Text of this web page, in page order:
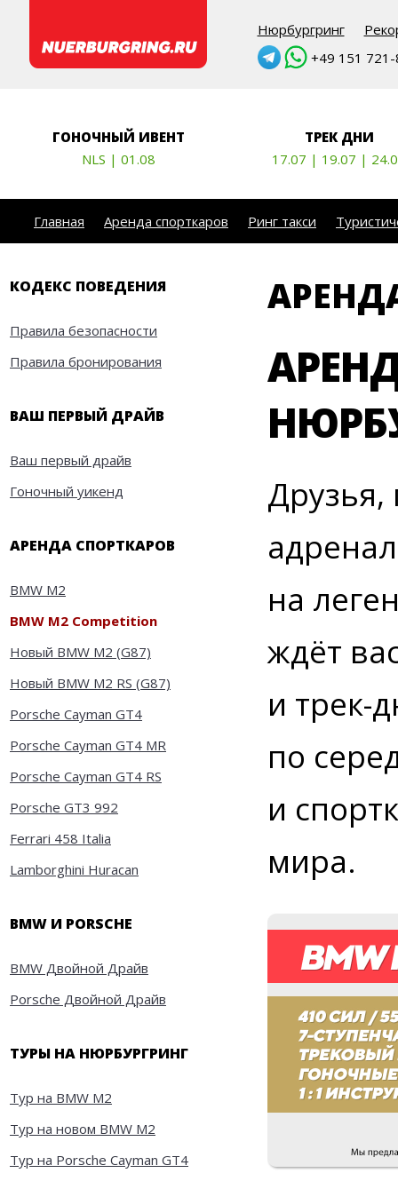
Нюрбургринг
+49 151 721-
ГОНОЧНЫЙ ИВЕНТ
NLS | 01.08
ТРЕК ДНИ
17.07 | 19.07 |
Главная Аренда спорткаров Ринг такси
КОДЕКС ПОВЕДЕНИЯ
Правила безопасности
Правила бронирования
ВАШ ПЕРВЫЙ ДРАЙВ
Ваш первый драйв
Гоночный уикенд
АРЕНДА СПОРТКАРОВ
BMW M2
BMW M2 Competition
Новый BMW M2 (G87)
Новый BMW M2 RS (G87)
Porsche Cayman GT4
Porsche Cayman GT4 MR
Porsche Cayman GT4 RS
Porsche GT3 992
Ferrari 458 Italia
Lamborghini Huracan
BMW И PORSCHE
BMW Двойной Драйв
Porsche Двойной Драйв
ТУРЫ НА НЮРБУРГРИНГ
Тур на BMW M2
Тур на новом BMW M2
Тур на Porsche Cayman GT4
Друзья,
на
ждёт
и трек-
по
и
мира.